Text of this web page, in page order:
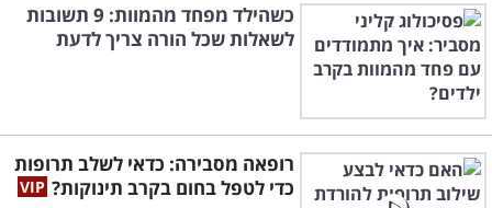
כשהילד מפחד מהמוות: 9 תשובות
לשאלות שכל הורה צריך לדעת
רופאה מסבירה: כדאי לשלב תרופות
כדי לטפל בחום בקרב תינוקות?